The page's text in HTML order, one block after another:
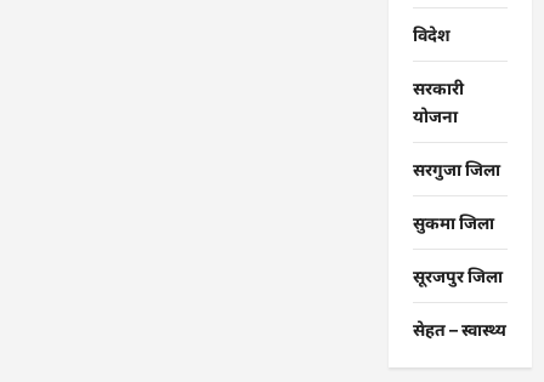
विदेश
सरकारी
योजना
सरगुजा जिला
सुकमा जिला
सूरजपुर जिला
सेहत – स्‍वास्‍थ्‍य